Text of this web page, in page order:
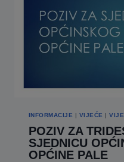
INFORMACIJE | VIJEĆE |
POZIV ZA
SJEDNICU
OPĆINE PALE